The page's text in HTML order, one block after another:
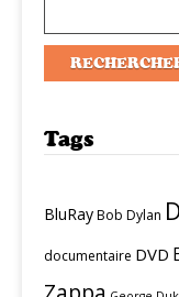
Tags
BluRayBob Dylan
documentaire DVD